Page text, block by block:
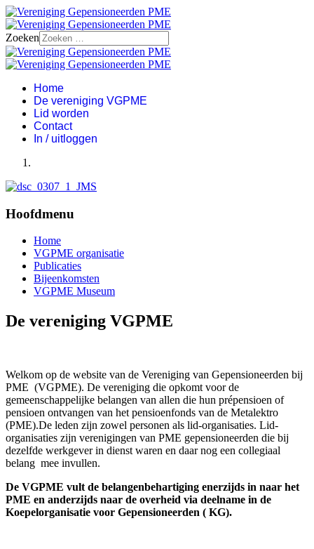
Zoeken
Home
De vereniging VGPME
Lid worden
Contact
In / uitloggen
Hoofdmenu
Home
VGPME organisatie
Publicaties
Bijeenkomsten
VGPME Museum
De vereniging VGPME
Welkom op de website van de Vereniging van Gepensioneerden bij
PME (VGPME). De vereniging die opkomt voor de
gemeenschappelijke belangen van allen die hun prépensioen of
pensioen ontvangen van het pensioenfonds van de Metalektro
(PME).De leden zijn zowel personen als lid-organisaties. Lid-
organisaties zijn verenigingen van PME gepensioneerden die bij
dezelfde werkgever in dienst waren en daar nog een collegiaal
belang mee invullen.
De VGPME vult de belangenbehartiging enerzijds in naar het
PME en anderzijds naar de overheid via deelname in de
Koepelorganisatie voor Gepensioneerden ( KG).